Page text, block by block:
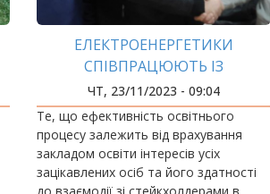
ЕЛЕКТРОЕНЕРГЕТИКИ
СПІВПРАЦЮЮТЬ ІЗ
СТЕЙКХОЛДЕРАМИ НА ПОВНУ
СИЛУ
ЧТ, 23/11/2023 - 09:04
Те, що ефективність освітнього
процесу залежить від врахування
закладом освіти інтересів усіх
зацікавлених осіб та його здатності